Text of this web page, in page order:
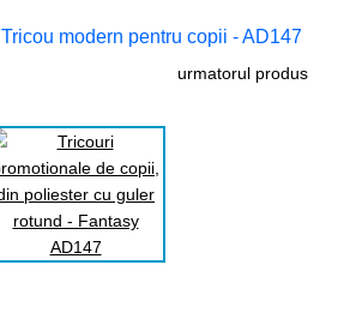
Tricou modern pentru copii - AD147
urmatorul produs